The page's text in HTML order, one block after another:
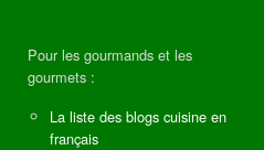
Pour les gourmands et les
gourmets :
La liste des blogs cuisine en
français